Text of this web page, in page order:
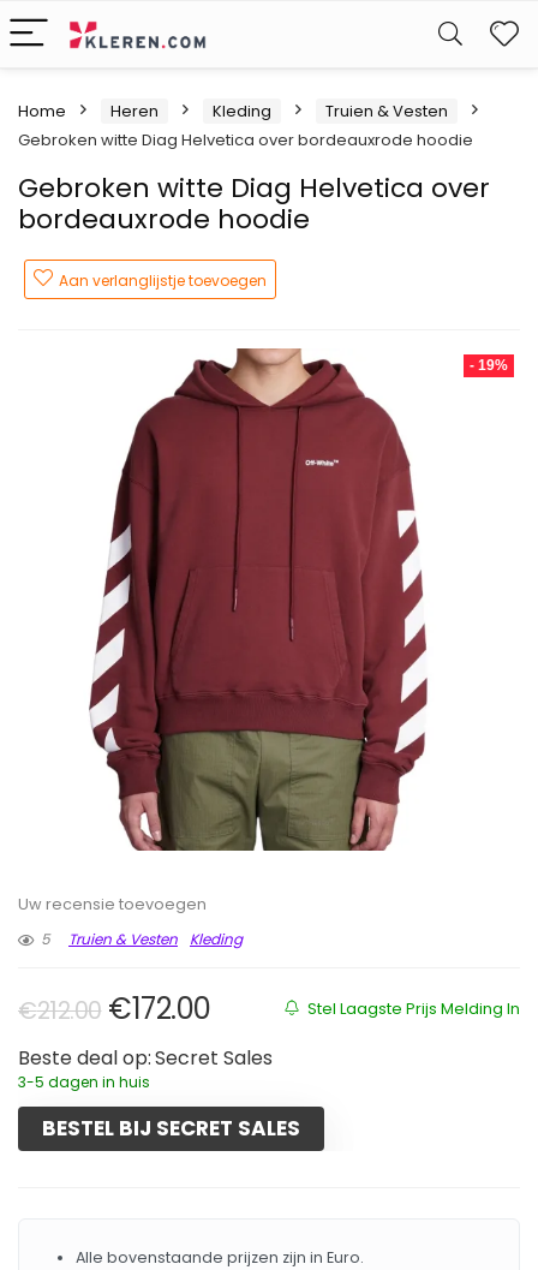
Home Heren Kleding
Truien & Vesten
Gebroken witte Diag Helvetica over bordeauxrode hoodie
Gebroken witte Diag Helvetica over
bordeauxrode hoodie
Aan verlanglijstje toevoegen
- 19%
Uw recensie toevoegen
5
Truien & Vesten Kleding
Stel Laagste Prijs Melding In
€212.00 Oorspronkelijke prijs was:
€172.00Huidige prijs is: €172.00.
Beste deal op: Secret Sales
3-5 dagen in huis
BESTEL BIJ SECRET SALES
Alle bovenstaande prijzen zijn in Euro.